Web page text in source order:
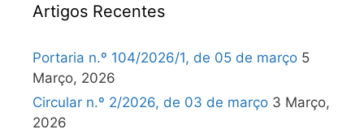
Artigos Recentes
Portaria n.º 104/2026/1, de 05 de março 5
Março, 2026
Circular n.º 2/2026, de 03 de março 3 Março,
2026